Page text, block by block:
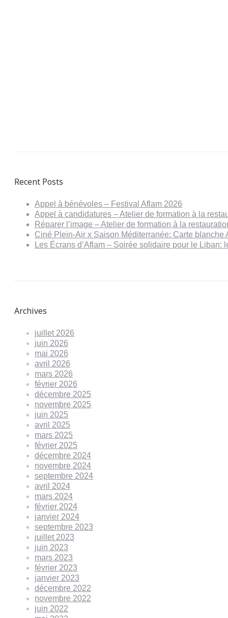
Recent Posts
Appel à bénévoles – Festival Aflam 2026
Appel à candidatures – Atelier de formation à la
Réparer l’image – Atelier de formation à la
Ciné Plein-Air x Saison Méditerranée: Carte blanche
Les Écrans d’Aflam – Soirée solidaire pour le
Archives
juillet 2026
juin 2026
mai 2026
avril 2026
mars 2026
février 2026
décembre 2025
novembre 2025
juin 2025
avril 2025
mars 2025
février 2025
décembre 2024
novembre 2024
septembre 2024
avril 2024
mars 2024
février 2024
janvier 2024
septembre 2023
juillet 2023
juin 2023
mars 2023
février 2023
janvier 2023
décembre 2022
novembre 2022
juin 2022